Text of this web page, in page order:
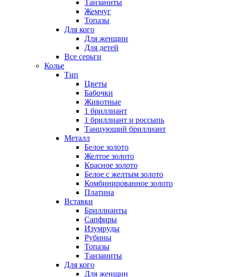
Танзаниты
Жемчуг
Топазы
Для кого
Для женщин
Для детей
Все серьги
Колье
Тип
Цветы
Бабочки
Животные
1 бриллиант
1 бриллиант и россыпь
Танцующий бриллиант
Металл
Белое золото
Желтое золото
Красное золото
Белое с желтым золото
Комбинированное золото
Платина
Вставки
Бриллианты
Сапфиры
Изумруды
Рубины
Топазы
Танзаниты
Для кого
Для женщин